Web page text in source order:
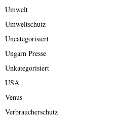
Umwelt
Umweltschutz
Uncategorisiert
Ungarn Presse
Unkategorisiert
USA
Venus
Verbraucherschutz